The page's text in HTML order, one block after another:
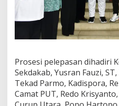
Prosesi pelepasan dihadiri
Sekdakab, Yusran Fauzi,
Tekad Parmo, Kadispora,
Camat PUT, Redo